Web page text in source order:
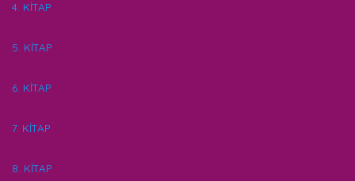
4. KİTAP
5. KİTAP
6. KİTAP
7. KİTAP
8. KİTAP